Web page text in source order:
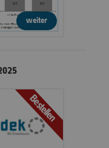
weiter
Bestellen